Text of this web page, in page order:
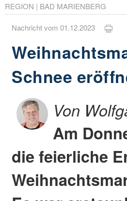
REGION | BAD MARIENBERG
Nachricht vom 01.12.2023
Schnee
Von
Am
die feierliche